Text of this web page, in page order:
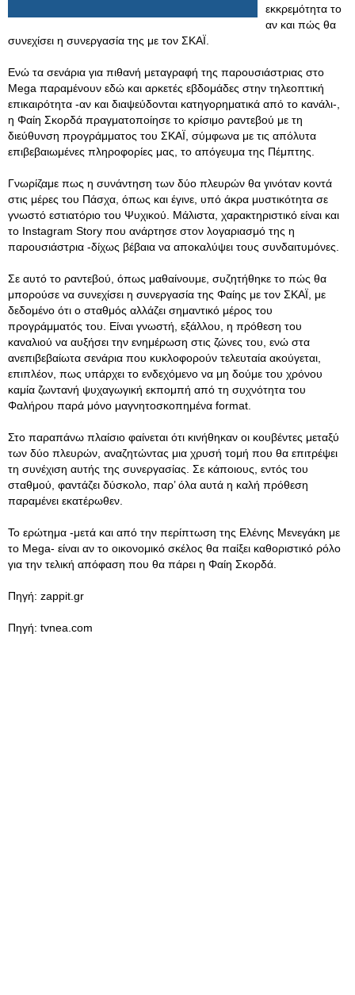
εκκρεμότητα το
αν και πώς θα
συνεχίσει η συνεργασία της με τον ΣΚΑΪ.
Ενώ τα σενάρια για πιθανή μεταγραφή της παρουσιάστριας στο
Mega παραμένουν εδώ και αρκετές εβδομάδες στην τηλεοπτική
επικαιρότητα -αν και διαψεύδονται κατηγορηματικά από το κανάλι-,
η Φαίη Σκορδά πραγματοποίησε το κρίσιμο ραντεβού με τη
διεύθυνση προγράμματος του ΣΚΑΪ, σύμφωνα με τις απόλυτα
επιβεβαιωμένες πληροφορίες μας, το απόγευμα της Πέμπτης.
Γνωρίζαμε πως η συνάντηση των δύο πλευρών θα γινόταν κοντά
στις μέρες του Πάσχα, όπως και έγινε, υπό άκρα μυστικότητα σε
γνωστό εστιατόριο του Ψυχικού. Μάλιστα, χαρακτηριστικό είναι και
το Instagram Story που ανάρτησε στον λογαριασμό της η
παρουσιάστρια -δίχως βέβαια να αποκαλύψει τους συνδαιτυμόνες.
Σε αυτό το ραντεβού, όπως μαθαίνουμε, συζητήθηκε το πώς θα
μπορούσε να συνεχίσει η συνεργασία της Φαίης με τον ΣΚΑΪ, με
δεδομένο ότι ο σταθμός αλλάζει σημαντικό μέρος του
προγράμματός του . Είναι γνωστή, εξάλλου, η πρόθεση του
καναλιού να αυξήσει την ενημέρωση στις ζώνες του, ενώ στα
ανεπιβεβαίωτα σενάρια που κυκλοφορούν τελευταία ακούγεται,
επιπλέον, πως υπάρχει το ενδεχόμενο να μη δούμε του χρόνου
καμία ζωντανή ψυχαγωγική εκπομπή από τη συχνότητα του
Φαλήρου παρά μόνο μαγνητοσκοπημένα format.
Στο παραπάνω πλαίσιο φαίνεται ότι κινήθηκαν οι κουβέντες μεταξύ
των δύο πλευρών, αναζητώντας μια χρυσή τομή που θα επιτρέψει
τη συνέχιση αυτής της συνεργασίας. Σε κάποιους, εντός του
σταθμού, φαντάζει δύσκολο, παρ’ όλα αυτά η καλή πρόθεση
παραμένει εκατέρωθεν.
Το ερώτημα -μετά και από την περίπτωση της Ελένης Μενεγάκη με
το Mega- είναι αν το οικονομικό σκέλος θα παίξει καθοριστικό ρόλο
για την τελική απόφαση που θα πάρει η Φαίη Σκορδά.
Πηγή: zappit.gr
Πηγή: tvnea.com